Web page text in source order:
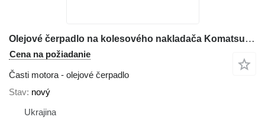
Olejové čerpadlo na kolesového nakladača Komatsu WA380
Cena na požiadanie
Časti motora - olejové čerpadlo
Stav nový
Ukrajina